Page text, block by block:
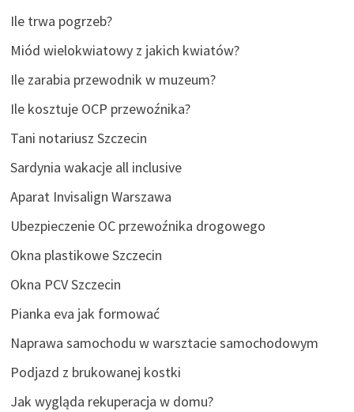
Ile trwa pogrzeb?
Miód wielokwiatowy z jakich kwiatów?
Ile zarabia przewodnik w muzeum?
Ile kosztuje OCP przewoźnika?
Tani notariusz Szczecin
Sardynia wakacje all inclusive
Aparat Invisalign Warszawa
Ubezpieczenie OC przewoźnika drogowego
Okna plastikowe Szczecin
Okna PCV Szczecin
Pianka eva jak formować
Naprawa samochodu w warsztacie samochodowym
Podjazd z brukowanej kostki
Jak wygląda rekuperacja w domu?